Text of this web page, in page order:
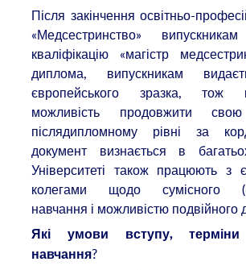
Після закінчення освітньо-
«Медсестринство»
кваліфікацію «магістр
диплома, випускникам
європейського зразка,
можливість продовжити
післядипломному рівні за
документ визнається в
Університеті також працюють з
колегами щодо сумісного
навчання і можливістю подвійного
Які умови вступу,
навчання?